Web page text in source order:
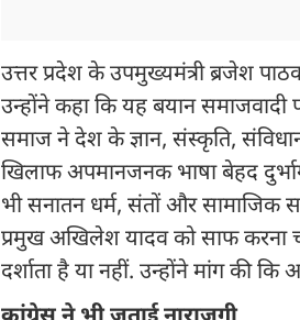
उत्तर प्रदेश के उपमुख्यमंत्री ब्रजेश
उन्होंने कहा कि यह बयान समाजवादी
समाज ने देश के ज्ञान, संस्कृति,
खिलाफ अपमानजनक भाषा बेहद
भी सनातन धर्म, संतों और सामाजिक
प्रमुख अखिलेश यादव को साफ करना
दर्शाता है या नहीं. उन्होंने मांग की